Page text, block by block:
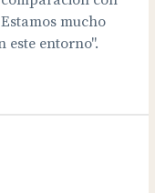
mucho
este entorno".